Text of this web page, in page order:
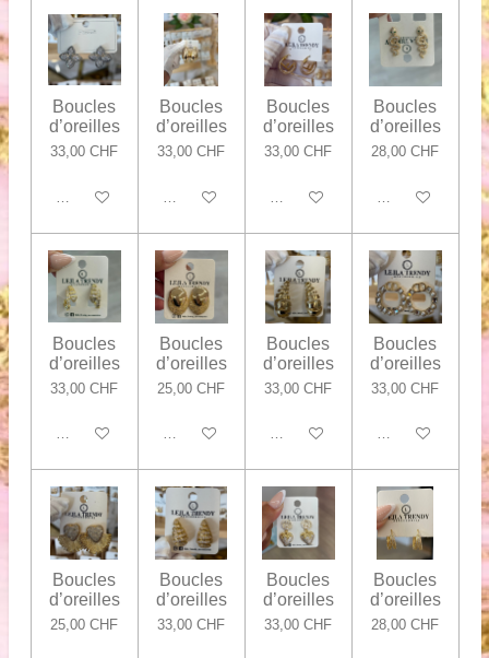
Boucles
d’oreilles
33,00 CHF
Ajouter au panier
Boucles
d’oreilles
33,00 CHF
Ajouter au panier
Boucles
d’oreilles
33,00 CHF
Ajouter au panier
Boucles
d’oreilles
28,00 CHF
Ajouter au panier
Boucles
d’oreilles
33,00 CHF
Ajouter au panier
Boucles
d’oreilles
25,00 CHF
Ajouter au panier
Boucles
d’oreilles
33,00 CHF
Ajouter au panier
Boucles
d’oreilles
33,00 CHF
Ajouter au panier
Boucles
d’oreilles
25,00 CHF
Boucles
d’oreilles
33,00 CHF
Boucles
d’oreilles
33,00 CHF
Boucles
d’oreilles
28,00 CHF